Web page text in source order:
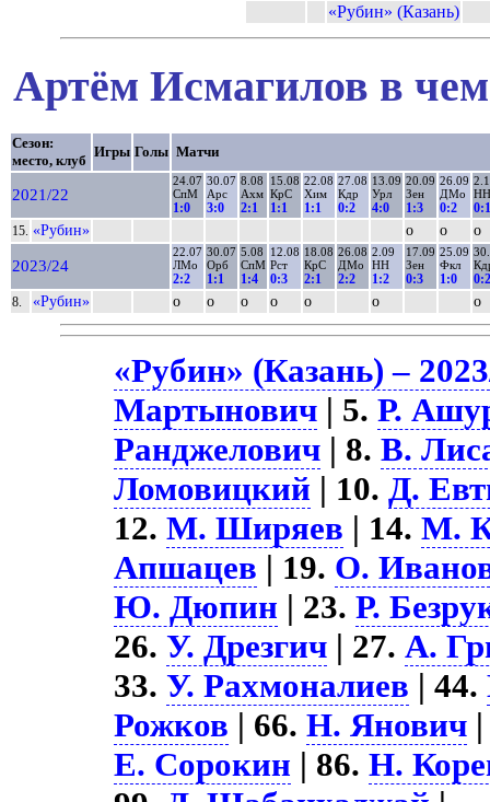
«Рубин» (Казань)
Артём Исмагилов в
Сезон:
место, клуб
Игры Голы Матчи
2021/22
24.07
СпМ
1:0
30.07
Арс
3:0
8.08
Ахм
2:1
15.08
КрС
1:1
22.08
Хим
1:1
27.08
Кдр
0:2
13.09
Урл
4:0
20.09
Зен
1:3
26.09
ДМо
0:2
НН
0:1
15. «Рубин» о о о
2023/24
22.07
ЛМо
2:2
30.07
Орб
1:1
5.08
СпМ
1:4
12.08
Рст
0:3
18.08
КрС
2:1
26.08
ДМо
2:2
2.09
НН
1:2
17.09
Зен
0:3
25.09
Фкл
1:0 0:2
8. «Рубин» о о о о о о о
«Рубин» (Казань) –
Мартынович | 5.Р.
Ранджелович | 8.В.
Ломовицкий | 10.Д.
12.М. Ширяев | 14.М.
Апшацев | 19. О.
Ю. Дюпин | 23.Р.
26.У. Дрезгич | 27.А.
33.У. Рахмоналиев | 44.
Рожков | 66.Н. Янович
Е. Сорокин | 86.Н.